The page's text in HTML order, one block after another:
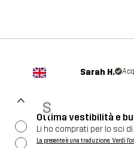
S
Sarah H.
Ottima vestibilità e
Li ho comprati per lo sci
La presente è una traduzione. Verdi